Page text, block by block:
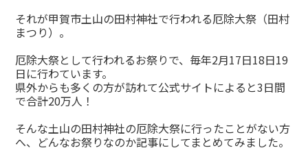
それが甲賀市土山の田村神社で行われる厄除大祭（田村
まつり）。
厄除大祭として行われるお祭りで、毎年2月17日18日19
日に行わています。
県外からも多くの方が訪れて公式サイトによると3日間
で合計20万人！
そんな土山の田村神社の厄除大祭に行ったことがない方
へ、どんなお祭りなのか記事にしてまとめてみました。